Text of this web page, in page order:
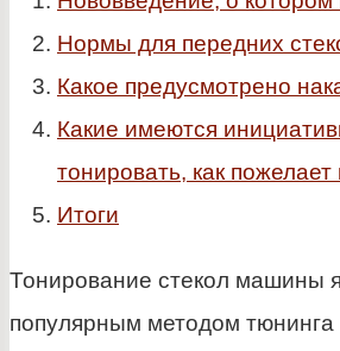
Нормы для передних
Какое предусмотрено
Какие имеются
тонировать, как пожелает
Итоги
Тонирование стекол машины
популярным методом тюнинга